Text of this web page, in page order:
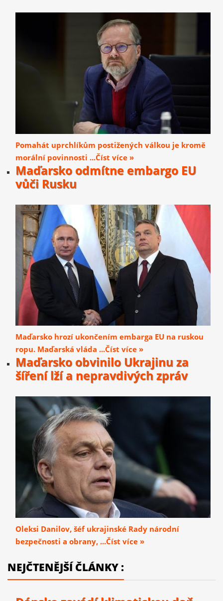
Pomahát uprchlíkům postižených válkou je kromě
morální povinnosti ...Číst více »
Maďarsko odmítne embargo EU
vůči Rusku
Maďarsko hrozí ukončením embarga EU na ruskou
ropu. Maďarská vláda ...Číst více »
Maďarsko obvinilo Ukrajinu za
šíření lží a nepravdivých zpráv
Oleksi Danilov, šéf ukrajinské Rady národní
bezpečnosti a obrany, ...Číst více »
NEJČTENĚJŠÍ ČLÁNKY :